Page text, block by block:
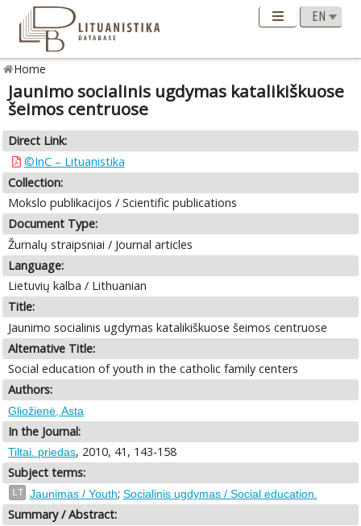
Home
Jaunimo socialinis ugdymas katalikiškuose
šeimos centruose
Direct Link:
©InC – Lituanistika
Collection:
Mokslo publikacijos / Scientific publications
Document Type:
Žurnalų straipsniai / Journal articles
Language:
Lietuvių kalba / Lithuanian
Title:
Jaunimo socialinis ugdymas katalikiškuose šeimos centruose
Alternative Title:
Social education of youth in the catholic family centers
Authors:
Gliožienė, Asta
In the Journal:
Tiltai. priedas, 2010, 41, 143-158
Subject terms:
LT Jaunimas / Youth; Socialinis ugdymas / Social education.
Summary / Abstract: